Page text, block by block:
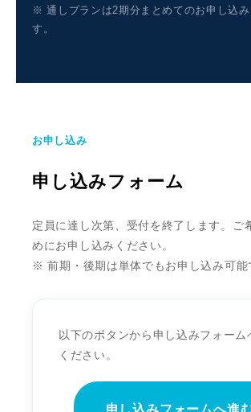
※ 通しプランは2期分まとめてのお申し込み
す。
お申し込み
申し込みフォーム
定員に達し次第、受付を終了します。ご
めにお申し込みください。
※ 前期・後期は単体でもお申し込み可能
以下のボタンから申し込みフォーム
ください。
申し込みフォームへ進